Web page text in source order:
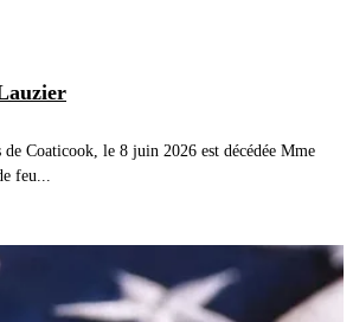
de Coaticook, le 8 juin 2026 est décédée Mme
feu...